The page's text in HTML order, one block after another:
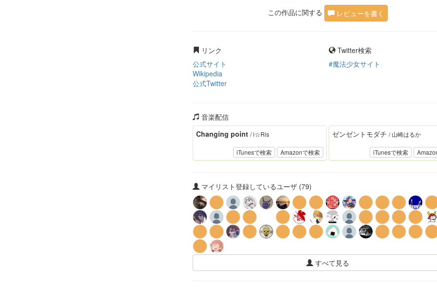
この作品に関する レビューを書く
リンク
公式サイト
Wikipedia
公式Twitter
Twitter検索
#魔法少女サイト
音楽配信
iTunesで検索 Amazonで検索
Changing point / i☆Ris
iTunesで検索
ゼンゼントモダチ / 山崎はるか
マイリスト登録しているユーザ (79)
すべて見る